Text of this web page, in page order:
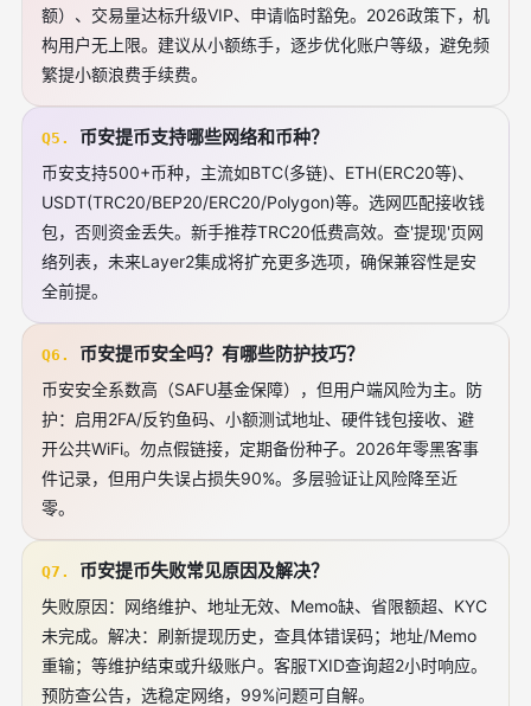
额）、交易量达标升级VIP、申请临时豁免。2026政策下，机
构用户无上限。建议从小额练手，逐步优化账户等级，避免频
繁提小额浪费手续费。
Q5. 币安提币支持哪些网络和币种？
币安支持500+币种，主流如BTC(多链)、ETH(ERC20等)、
USDT(TRC20/BEP20/ERC20/Polygon)等。选网匹配接收钱
包，否则资金丢失。新手推荐TRC20低费高效。查'提现'页网
络列表，未来Layer2集成将扩充更多选项，确保兼容性是安
全前提。
Q6. 币安提币安全吗？有哪些防护技巧？
币安安全系数高（SAFU基金保障），但用户端风险为主。防
护：启用2FA/反钓鱼码、小额测试地址、硬件钱包接收、避
开公共WiFi。勿点假链接，定期备份种子。2026年零黑客事
件记录，但用户失误占损失90%。多层验证让风险降至近
零。
Q7. 币安提币失败常见原因及解决？
失败原因：网络维护、地址无效、Memo缺、省限额超、KYC
未完成。解决：刷新提现历史，查具体错误码；地址/Memo
重输；等维护结束或升级账户。客服TXID查询超2小时响应。
预防查公告，选稳定网络，99%问题可自解。